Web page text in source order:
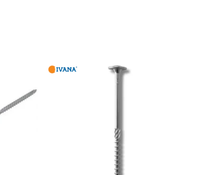
betrouwbaar klemmen in het hout.